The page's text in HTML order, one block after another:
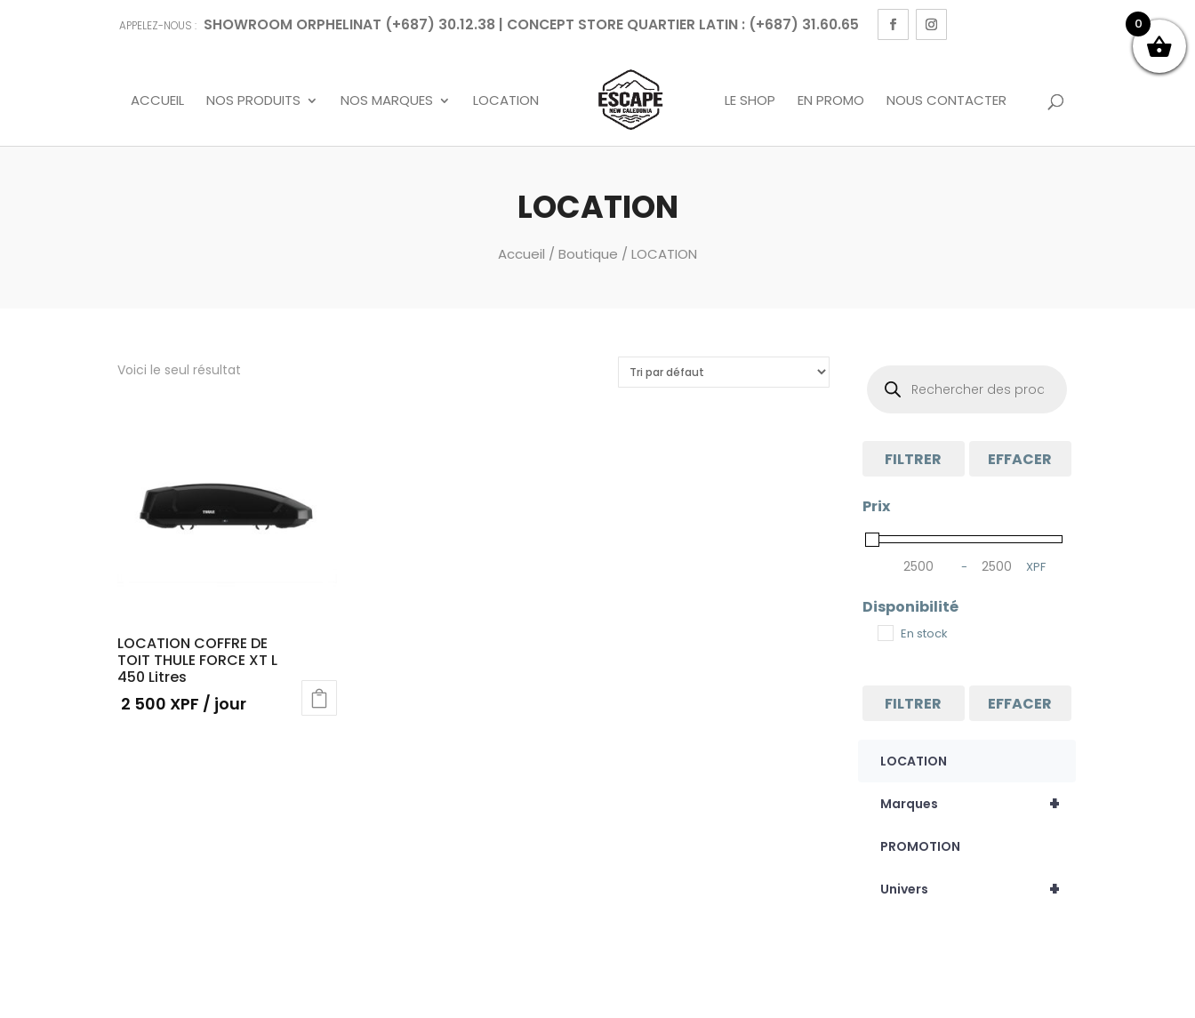
APPELEZ-NOUS : SHOWROOM ORPHELINAT (+687) 30.12.38 | CONCEPT STORE QUARTIER LATIN : (+687) 31.60.65
ACCUEIL NOS PRODUITS NOS MARQUES LOCATION LE SHOP EN PROMO NOUS CONTACTER
LOCATION
Accueil / Boutique / LOCATION
Voici le seul résultat
LOCATION COFFRE DE
TOIT THULE FORCE XT L
450 Litres
2 500 XPF / jour
produits
FILTRER EFFACER
Prix
Minimum Price
-
Maximum Price
XPF
Disponibilité
En stock
FILTRER EFFACER
LOCATION
+
Marques
PROMOTION
+
Univers
0